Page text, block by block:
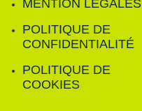
MENTION LÉGALES
POLITIQUE DE
CONFIDENTIALITÉ
POLITIQUE DE
COOKIES